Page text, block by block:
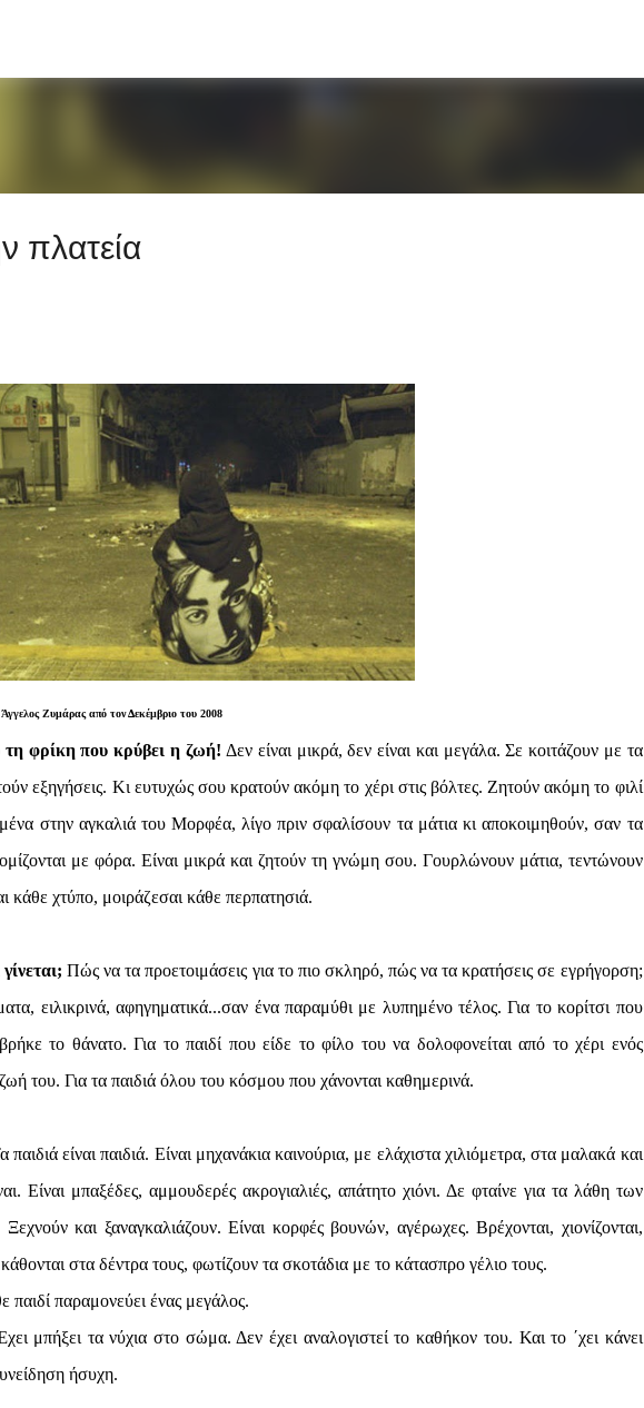
πλατεία
Ζυμάρας από τον Δεκέμβριο του 2008
τη φρίκη που κρύβει η ζωή! Δεν είναι μικρά, δεν είναι και μεγάλα. Σε κοιτάζουν με τα
εξηγήσεις. Κι ευτυχώς σου κρατούν ακόμη το χέρι στις βόλτες. Ζητούν ακόμη το φιλί
στην αγκαλιά του Μορφέα, λίγο πριν σφαλίσουν τα μάτια κι αποκοιμηθούν, σαν τα
με φόρα. Είναι μικρά και ζητούν τη γνώμη σου. Γουρλώνουν μάτια, τεντώνουν
χτύπο, μοιράζεσαι κάθε περπατησιά.
Πώς να τα προετοιμάσεις για το πιο σκληρό, πώς να τα κρατήσεις σε εγρήγορση;
ειλικρινά, αφηγηματικά...σαν ένα παραμύθι με λυπημένο τέλος. Για το κορίτσι που
το θάνατο. Για το παιδί που είδε το φίλο του να δολοφονείται από το χέρι ενός
του. Για τα παιδιά όλου του κόσμου που χάνονται καθημερινά.
παιδιά είναι παιδιά. Είναι μηχανάκια καινούρια, με ελάχιστα χιλιόμετρα, στα μαλακά και
Είναι μπαξέδες, αμμουδερές ακρογιαλιές, απάτητο χιόνι. Δε φταίνε για τα λάθη των
και ξαναγκαλιάζουν. Είναι κορφές βουνών, αγέρωχες. Βρέχονται, χιονίζονται,
στα δέντρα τους, φωτίζουν τα σκοτάδια με το κάτασπρο γέλιο τους.
παραμονεύει ένας μεγάλος.
μπήξει τα νύχια στο σώμα. Δεν έχει αναλογιστεί το καθήκον του. Και το ΄χει κάνει
ήσυχη.